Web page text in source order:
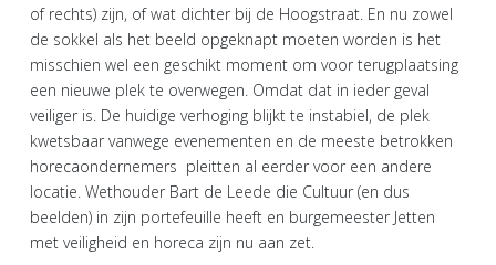
of rechts) zijn, of wat dichter bij de Hoogstraat. En nu zowel
de sokkel als het beeld opgeknapt moeten worden is het
misschien wel een geschikt moment om voor terugplaatsing
een nieuwe plek te overwegen. Omdat dat in ieder geval
veiliger is. De huidige verhoging blijkt te instabiel, de plek
kwetsbaar vanwege evenementen en de meeste betrokken
horecaondernemers pleitten al eerder voor een andere
locatie. Wethouder Bart de Leede die Cultuur (en dus
beelden) in zijn portefeuille heeft en burgemeester Jetten
met veiligheid en horeca zijn nu aan zet.